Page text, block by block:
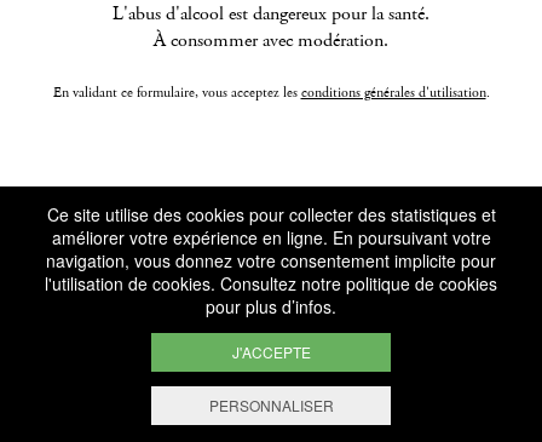
L'abus d'alcool est dangereux pour la santé.
À consommer avec modération.
En validant ce formulaire, vous acceptez les conditions générales d'utilisation.
Ce site utilise des cookies pour collecter des statistiques et
améliorer votre expérience en ligne. En poursuivant votre
navigation, vous donnez votre consentement implicite pour
l'utilisation de cookies. Consultez notre politique de cookies
pour plus d’infos.
J'ACCEPTE
PERSONNALISER